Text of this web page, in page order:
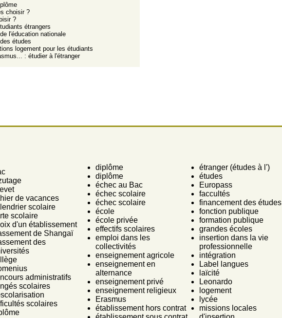
choisir ?
?
étrangers
l'éducation nationale
études
logement pour les étudiants
: étudier à l'étranger
de vacances
scolaire
scolaire
d'un établissement
de Shangaï
des
administratifs
scolaires
scolaires
diplôme
diplôme
échec au Bac
échec scolaire
échec scolaire
école
école privée
effectifs scolaires
emploi dans les
collectivités
enseignement agricole
enseignement en
alternance
enseignement privé
enseignement religieux
Erasmus
établissement hors contrat
étranger (études à l')
études
Europass
faccultés
financement des études
fonction publique
formation publique
grandes écoles
insertion dans la vie
professionnelle
intégration
Label langues
laïcité
Leonardo
logement
lycée
missions locales